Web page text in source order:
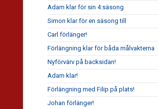
Adam klar för sin 4:säsong
Simon klar för en säsong till
Carl förlänger!
Förlängning klar för båda målvakterna
Nyförvärv på backsidan!
Adam klar!
Förlängning med Filip på plats!
Johan förlänger!